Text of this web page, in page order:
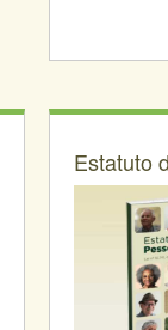
Estatuto